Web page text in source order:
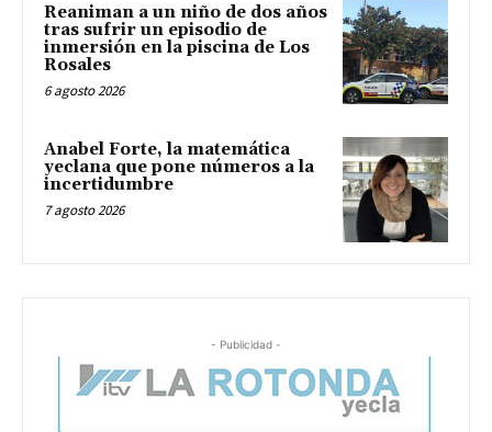
Reaniman a un niño de dos años
tras sufrir un episodio de
inmersión en la piscina de Los
Rosales
6 agosto 2026
Anabel Forte, la matemática
yeclana que pone números a la
incertidumbre
7 agosto 2026
- Publicidad -